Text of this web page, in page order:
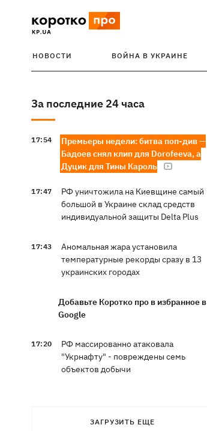
НОВОСТИ ВОЙНА В УКРАИНЕ
За последние 24 часа
17:54
Премьеры недели: битва поп-див —
Бадоев снял клип для Dorofeeva, а
Дуцик для Тины Кароль
17:47
РФ уничтожила на Киевщине самый
большой в Украине склад средств
индивидуальной защиты Delta Plus
17:43
Аномальная жара установила
температурные рекорды сразу в 13
украинских городах
Добавьте Коротко про в избранное в
Google
17:20
РФ массированно атаковала
"Укрнафту" - повреждены семь
объектов добычи
поля голубики
ЗАГРУЗИТЬ ЕЩЕ